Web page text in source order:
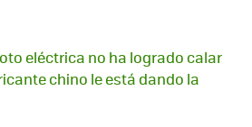
eléctrica no ha logrado calar
chino le está dando la